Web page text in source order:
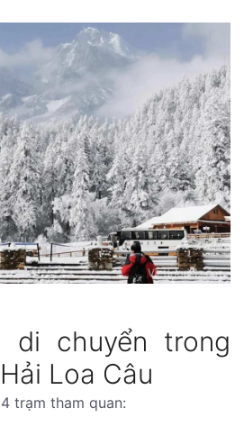
di chuyển trong
Loa Câu
trạm tham quan: